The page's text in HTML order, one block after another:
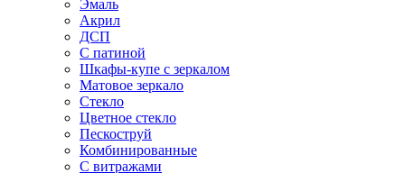
Эмаль
Акрил
ДСП
С патиной
Шкафы-купе с зеркалом
Матовое зеркало
Стекло
Цветное стекло
Пескоструй
Комбинированные
С витражами